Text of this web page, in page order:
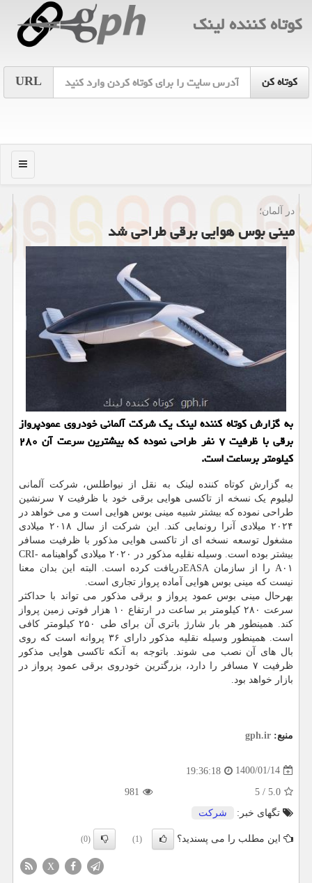
كوتاه كننده لینك
URL
منو
در آلمان؛
مینی بوس هوایی برقی طراحی شد
به گزارش کوتاه کننده لینک یک شرکت آلمانی خودروی عمودپرواز
برقی با ظرفیت ۷ نفر طراحی نموده که بیشترین سرعت آن ۲۸۰
کیلومتر برساعت است.
به گزارش کوتاه کننده لینک به نقل از نیواطلس، شرکت آلمانی
لیلیوم یک نسخه از تاکسی هوایی برقی خود با ظرفیت ۷ سرنشین
طراحی نموده که بیشتر شبیه مینی بوس هوایی است و می خواهد در
۲۰۲۴ میلادی آنرا رونمایی کند. این شرکت از سال ۲۰۱۸ میلادی
مشغول توسعه نسخه ای از تاکسی هوایی مذکور با ظرفیت مسافر
بیشتر بوده است. وسیله نقلیه مذکور در ۲۰۲۰ میلادی گواهینامه CRI-
A۰۱ را از سازمان EASAدریافت کرده است. البته این بدان معنا
نیست که مینی بوس هوایی آماده پرواز تجاری است.
بهرحال مینی بوس عمود پرواز و برقی مذکور می تواند با حداکثر
سرعت ۲۸۰ کیلومتر بر ساعت در ارتفاع ۱۰ هزار فوتی زمین پرواز
کند. همینطور هر بار شارژ باتری آن برای طی ۲۵۰ کیلومتر کافی
است. همینطور وسیله نقلیه مذکور دارای ۳۶ پروانه است که روی
بال های آن نصب می شوند. باتوجه به آنکه تاکسی هوایی مذکور
ظرفیت ۷ مسافر را دارد، بزرگترین خودروی برقی عمود پرواز در
بازار خواهد بود.
منبع: gph.ir
1400/01/14
19:36:18
5.0
/
5
981
تگهای خبر:
شركت
این مطلب را می پسندید؟ (1)
(0)
X